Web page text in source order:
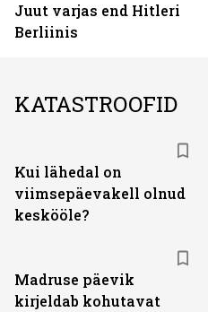
Juut varjas end Hitleri
Berliinis
KATASTROOFID
Kui lähedal on
viimsepäevakell olnud
keskööle?
Madruse päevik
kirjeldab kohutavat